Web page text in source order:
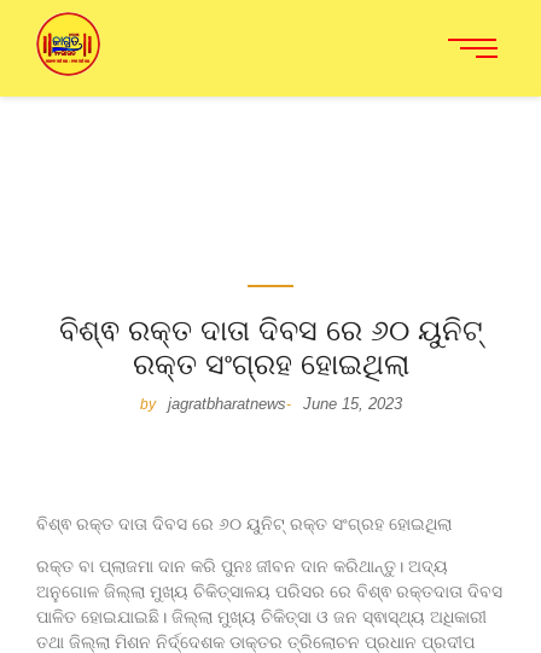
ବିଶ୍ଵ ରକ୍ତ ଦାତା ଦିବସ ରେ ୬୦ ୟୁନିଟ୍
ରକ୍ତ ସଂଗ୍ରହ ହୋଇଥିଲା
by jagratbharatnews- June 15, 2023
ବିଶ୍ଵ ରକ୍ତ ଦାତା ଦିବସ ରେ ୬୦ ୟୁନିଟ୍ ରକ୍ତ ସଂଗ୍ରହ ହୋଇଥିଲା
ରକ୍ତ ବା ପ୍ଲାଜମା ଦାନ କରି ପୁନଃ ଜୀବନ ଦାନ କରିଥାନ୍ତୁ। ଅଦ୍ୟ
ଅନୁଗୋଳ ଜିଲ୍ଲା ମୁଖ୍ୟ ଚିକିତ୍ସାଳୟ ପରିସର ରେ ବିଶ୍ଵ ରକ୍ତଦାତା ଦିବସ
ପାଳିତ ହୋଇଯାଇଛି। ଜିଲ୍ଲା ମୁଖ୍ୟ ଚିକିତ୍ସା ଓ ଜନ ସ୍ଵାସ୍ଥ୍ୟ ଅଧିକାରୀ
ତଥା ଜିଲ୍ଲା ମିଶନ ନିର୍ଦ୍ଦେଶକ ଡାକ୍ତର ତ୍ରିଲୋଚନ ପ୍ରଧାନ ପ୍ରଦୀପ